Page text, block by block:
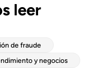
leer
de fraude
y negocios